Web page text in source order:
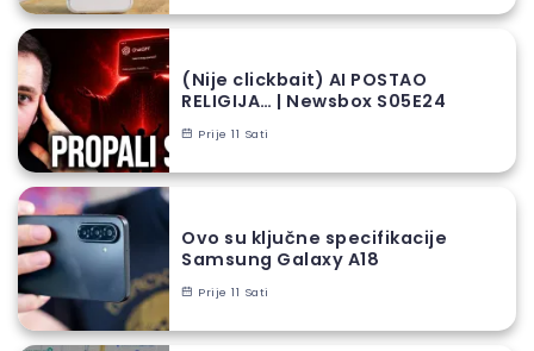
(Nije clickbait) AI POSTAO
RELIGIJA… | Newsbox S05E24
Prije 11 Sati
Ovo su ključne specifikacije
Samsung Galaxy A18
Prije 11 Sati